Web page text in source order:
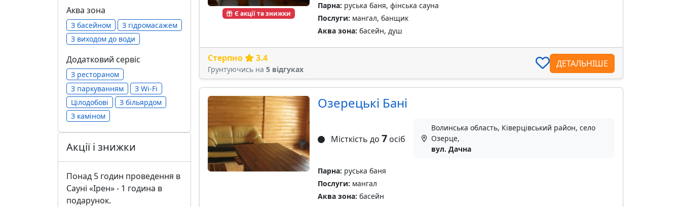
Є акції та знижки
Парна: руська баня, фінська сауна
Послуги: мангал, банщик
Аква зона: басейн, душ
Стерпно 3.4
Грунтуючись на 5 відгуках
ДЕТАЛЬНІШЕ
Озерецькі Бані
Місткість до 7осіб
Волинська область, Ківерцівський район, село
Озерце,
вул. Дачна
Парна: руська баня
Послуги: мангал
Аква зона: басейн
Аква зона
З басейном
З гідромасажем
З виходом до води
Додатковий сервіс
З рестораном
З паркуванням
З Wi-Fi
Цілодобові
З більярдом
З каміном
Акції і знижки
Понад 5 годин проведення в
Сауні «Ірен» - 1 година в
подарунок.